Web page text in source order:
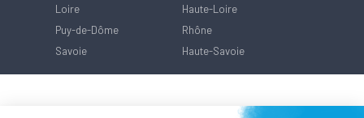
Loire
Haute-Loire
Puy-de-Dôme
Rhône
Savoie
Haute-Savoie